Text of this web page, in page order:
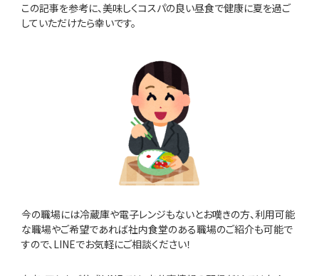
この記事を参考に、美味しくコスパの良い昼食で健康に夏を過ご
していただけたら幸いです。
今の職場には冷蔵庫や電子レンジもないとお嘆きの方、利用可能
な職場やご希望であれば社内食堂のある職場のご紹介も可能で
すので、LINEでお気軽にご相談ください！